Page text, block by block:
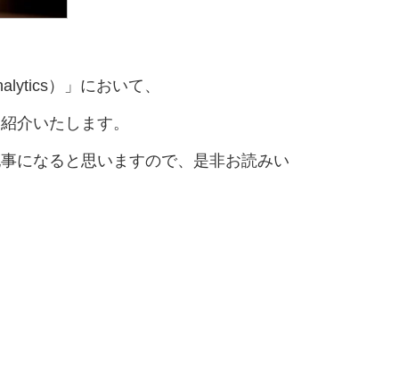
）」において、
介いたします。
になると思いますので、是非お読みい